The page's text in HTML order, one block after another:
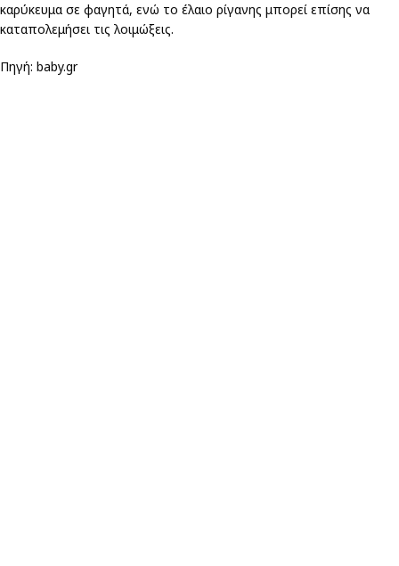
καρύκευμα σε φαγητά, ενώ το έλαιο ρίγανης μπορεί επίσης να
καταπολεμήσει τις λοιμώξεις.
Πηγή: baby.gr